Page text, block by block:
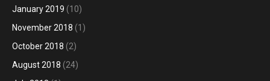
January 2019 (10)
November 2018 (1)
October 2018 (2)
August 2018 (24)